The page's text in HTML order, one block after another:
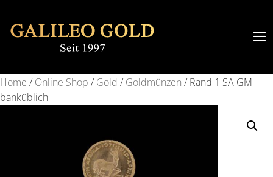
Home / Online Shop / Gold / Goldmünzen / Rand 1 SA GM
banküblich